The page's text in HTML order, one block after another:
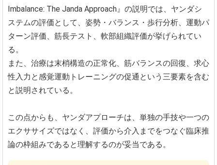
Imbalance: The Janda Approach』の説明では、ヤンダシ
ステムの評価として、姿勢・バランス・歩行分析、運動パ
ターン評価、筋長テスト、軟部組織評価が挙げられてい
る。
また、治療は末梢構造の正常化、筋バランスの回復、求心
性入力と感覚運動トレーニングの促通という三要素を含む
と説明されている。
この点からも、ヤンダアプローチは、単独の手技や一つの
エクササイズではなく、評価から介入までをつなぐ臨床推
論の枠組みであると理解するのが妥当である。